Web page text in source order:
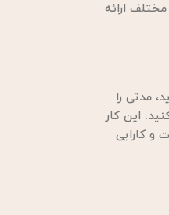
ارائه
مدتی را
این کار
و کارایی